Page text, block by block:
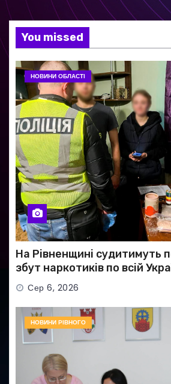
You missed
НОВИНИ ОБЛАСТІ
На Рівненщині судитимуть
збут наркотиків по всій
Сер 6, 2026
НОВИНИ РІВНОГО